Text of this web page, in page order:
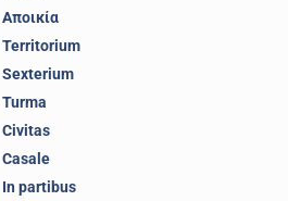
Αποικία
Territorium
Sexterium
Turma
Civitas
Casale
In partibus